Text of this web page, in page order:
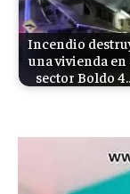
Incendio
una vivienda en
sector Boldo